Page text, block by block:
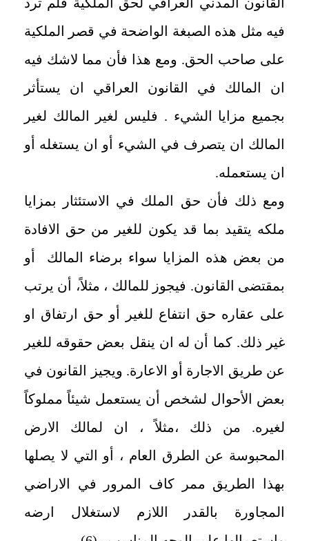
فيه مثل هذه الصبغة الواضحة في قصر الملكية
على صاحب الحق. ومع هذا فأن مما لاشك فيه
ان المالك في القانون العراقي ان يستأثر
بجميع مزايا الشيء . فليس لغير المالك لغير
المالك ان يتصرف في الشيء أو ان يستغله أو
ان يستعمله.
ومع ذلك فأن حق الملك في الاستئثار بمزايا
ملكه يتقيد بما قد يكون للغير من حق الافادة
من بعض هذه المزايا سواء برضاء المالك أو
بمقتضى القانون. فيجوز للمالك ، مثلاً، أن يرتب
على عقاره حق انتفاع للغير أو حق ارتفاق او
غير ذلك. كما أن له ان ينقل بعض حقوقه للغير
عن طريق الاجارة أو الاعارة. ويجيز القانون في
بعض الأحوال لشخص أن يستعمل شيئاً مملوكاً
لغيره. من ذلك ،مثلاً ، ان لمالك الارض
المحبوسة عن الطرق العام ، أو التي لا يصلها
بهذا الطريق ممر كاف المرور في الاراضي
المجاورة بالقدر اللازم لاستغلال ارضه